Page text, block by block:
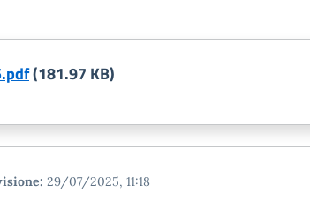
(181.97 KB)
29/07/2025, 11:18